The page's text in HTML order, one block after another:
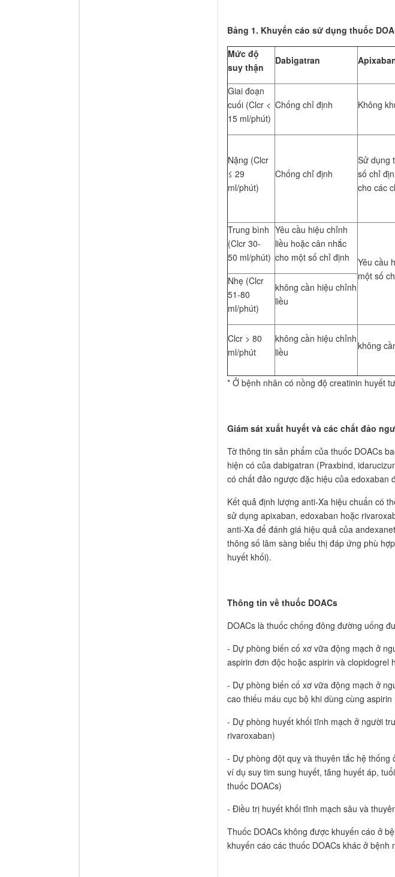
Bảng 1. Khuyến cáo sử dụng thuốc
Mức độ
suy thận
Dabigatran
Giai đoạn
cuối (Clcr <
15 ml/phút)
Chống chỉ định Không
Nặng (Clcr
≤ 29
ml/phút)
Chống chỉ định
Sử dụng
số chỉ
cho các
Trung bình
(Clcr 30-
50 ml/phút)
Yêu cầu hiệu chỉnh
liều hoặc cân nhắc
cho một số chỉ định
Yêu cầu
một số
Nhẹ (Clcr
51-80
ml/phút)
không cần hiệu chỉnh
liều
Clcr > 80
ml/phút
không cần hiệu chỉnh
liều
không
* Ở bệnh nhân có nồng độ creatinin huyết
Giám sát xuất huyết và các chất đảo
Tờ thông tin sản phẩm của thuốc DOACs
hiện có của dabigatran (Praxbind,
có chất đảo ngược đặc hiệu của edoxaban
Kết quả định lượng anti-Xa hiệu chuẩn có
sử dụng apixaban, edoxaban hoặc
anti-Xa để đánh giá hiệu quả của
thông số lâm sàng biểu thị đáp ứng phù
huyết khối).
Thông tin về thuốc DOACs
DOACs là thuốc chống đông đường uống
- Dự phòng biến cố xơ vữa động mạch ở
aspirin đơn độc hoặc aspirin và clopidogrel
- Dự phòng biến cố xơ vữa động mạch ở
cao thiếu máu cục bộ khi dùng cùng
- Dự phòng huyết khối tĩnh mạch ở người
rivaroxaban)
- Dự phòng đột quỵ và thuyên tắc hệ
ví dụ suy tim sung huyết, tăng huyết áp,
thuốc DOACs)
- Điều trị huyết khối tĩnh mạch sâu và
Thuốc DOACs không được khuyến cáo ở
khuyến cáo các thuốc DOACs khác ở bệnh